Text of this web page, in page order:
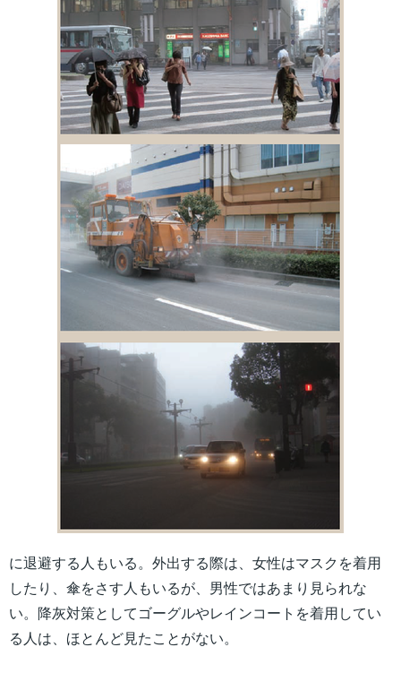
に退避する人もいる。外出する際は、女性はマスクを着用
したり、傘をさす人もいるが、男性ではあまり見られな
い。降灰対策としてゴーグルやレインコートを着用してい
る人は、ほとんど見たことがない。